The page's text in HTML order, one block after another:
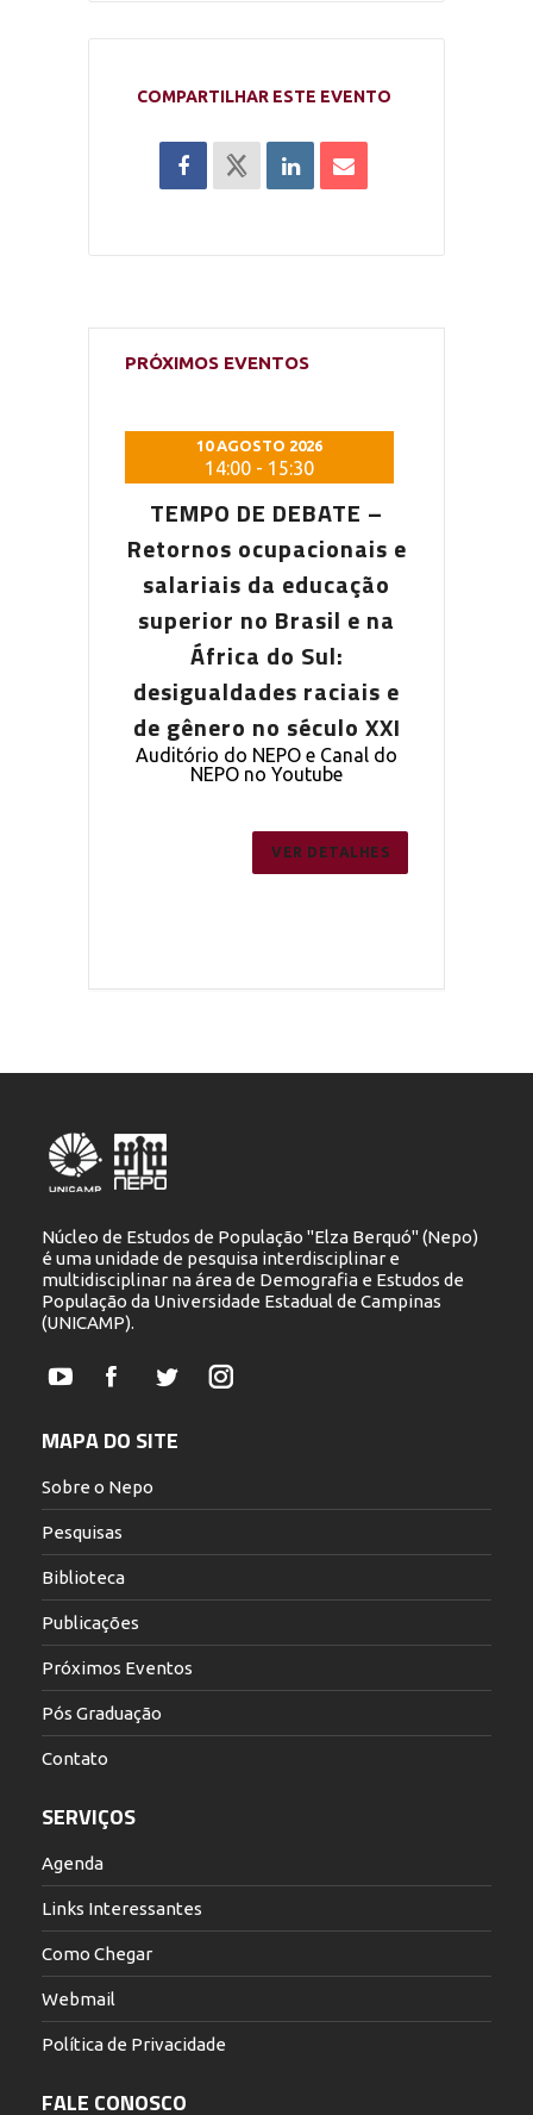
COMPARTILHAR ESTE EVENTO
PRÓXIMOS EVENTOS
10 AGOSTO 2026
14:00 - 15:30
TEMPO DE DEBATE –
Retornos ocupacionais e
salariais da educação
superior no Brasil e na
África do Sul:
desigualdades raciais e
de gênero no século XXI
Auditório do NEPO e Canal do
NEPO no Youtube
VER DETALHES
Núcleo de Estudos de População "Elza Berquó" (Nepo)
é uma unidade de pesquisa interdisciplinar e
multidisciplinar na área de Demografia e Estudos de
População da Universidade Estadual de Campinas
(UNICAMP).
YouTubeFacebookTwitterInstagram
MAPA DO SITE
Sobre o Nepo
Pesquisas
Biblioteca
Publicações
Próximos Eventos
Pós Graduação
Contato
SERVIÇOS
Agenda
Links Interessantes
Como Chegar
Webmail
Política de Privacidade
FALE CONOSCO